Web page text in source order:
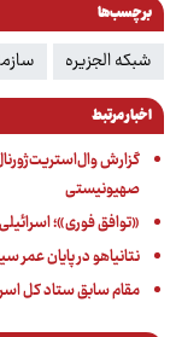
برچسب‌ها
شبکه الجزیره
اخبار مرتبط
گزارش
صهیونیستی
«توافق فوری»؛
نتانیاهو در پایان عمر
مقام سابق ستاد کل